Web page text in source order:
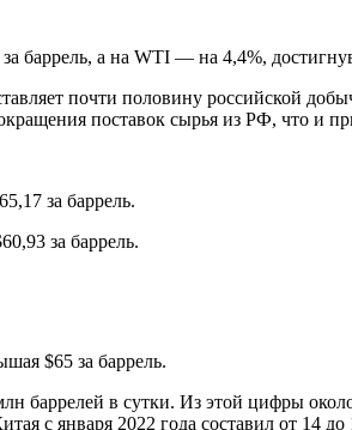
а на WTI — на 4,4%,
почти половину российской
поставок сырья из РФ, что и
за баррель.
за баррель.
$65 за баррель.
баррелей в сутки. Из этой цифры
с января 2022 года составил от 14